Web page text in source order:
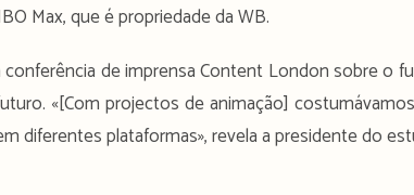
Max, que é propriedade da WB.
de imprensa Content London sobre o
«[Com projectos de animação]
diferentes plataformas», revela a presidente do